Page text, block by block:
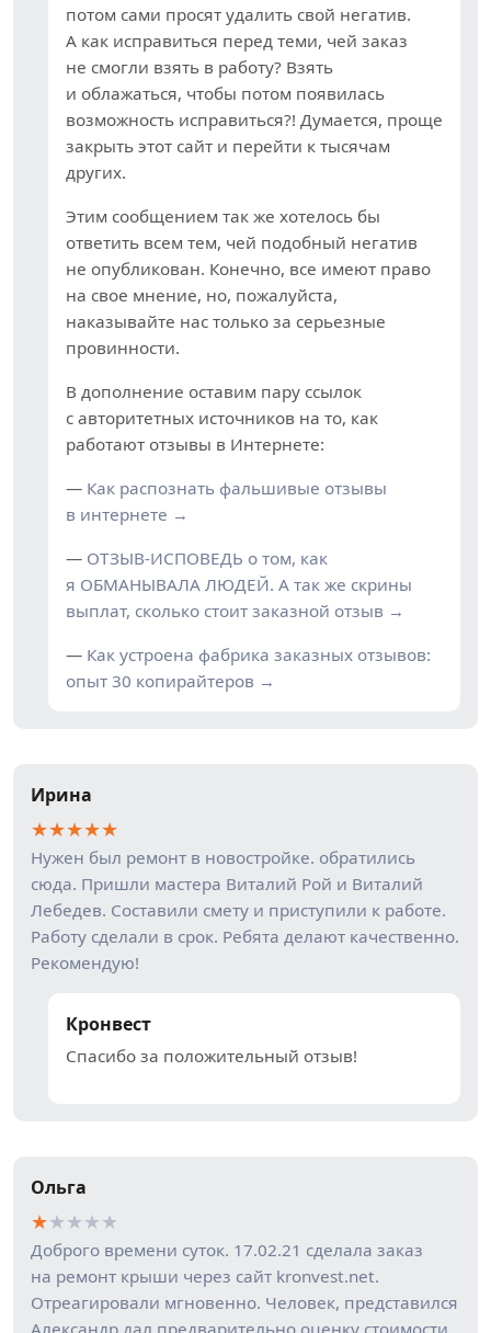
потом сами просят удалить свой негатив.
А как исправиться перед теми, чей заказ
не смогли взять в работу? Взять
и облажаться, чтобы потом появилась
возможность исправиться?! Думается, проще
закрыть этот сайт и перейти к тысячам
других.
Этим сообщением так же хотелось бы
ответить всем тем, чей подобный негатив
не опубликован. Конечно, все имеют право
на свое мнение, но, пожалуйста,
наказывайте нас только за серьезные
провинности.
В дополнение оставим пару ссылок
с авторитетных источников на то, как
работают отзывы в Интернете:
— Как распознать фальшивые отзывы
в интернете →
— ОТЗЫВ-ИСПОВЕДЬ о том, как
я ОБМАНЫВАЛА ЛЮДЕЙ. А так же скрины
выплат, сколько стоит заказной отзыв →
— Как устроена фабрика заказных отзывов:
опыт 30 копирайтеров →
Ирина
★★★★★
Нужен был ремонт в новостройке. обратились
сюда. Пришли мастера Виталий Рой и Виталий
Лебедев. Составили смету и приступили к работе.
Работу сделали в срок. Ребята делают качественно.
Рекомендую!
Кронвест
Спасибо за положительный отзыв!
Ольга
★★★★★
Доброго времени суток. 17.02.21 сделала заказ
на ремонт крыши через сайт kronvest.net.
Отреагировали мгновенно. Человек, представился
Александр дал предварительно оценку стоимости